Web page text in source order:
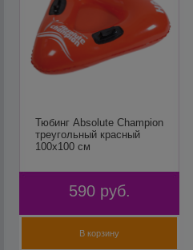
Тюбинг Absolute Champion
треугольный красный
100х100 см
590 руб.
В корзину